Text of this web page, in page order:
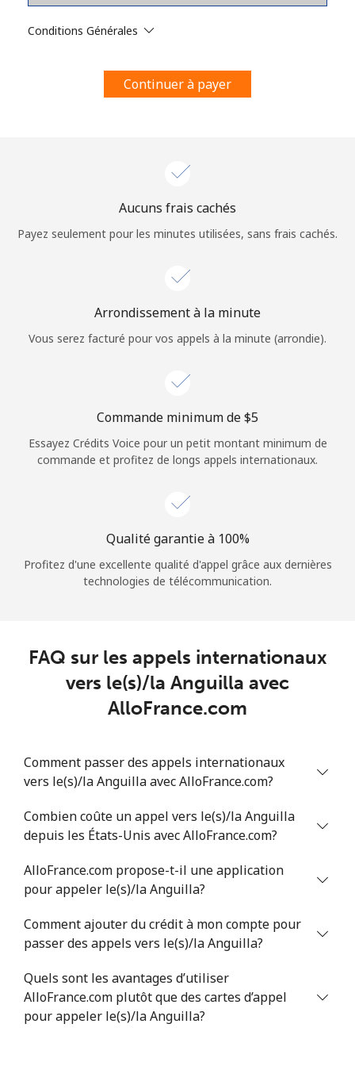
Rappel du mot de passe →
Continue avec
Conditions Générales
Continuer à payer
Aucuns frais cachés
Payez seulement pour les minutes utilisées, sans frais cachés.
Arrondissement à la minute
Vous serez facturé pour vos appels à la minute (arrondie).
Commande minimum de ⁦$5⁩
Essayez Crédits Voice pour un petit montant minimum de
commande et profitez de longs appels internationaux.
Qualité garantie à 100%
Profitez d'une excellente qualité d'appel grâce aux dernières
technologies de télécommunication.
FAQ sur les appels internationaux
vers le(s)/la Anguilla avec
AlloFrance.com
Comment passer des appels internationaux
vers le(s)/la Anguilla avec AlloFrance.com?
Combien coûte un appel vers le(s)/la Anguilla
depuis les États-Unis avec AlloFrance.com?
AlloFrance.com propose-t-il une application
pour appeler le(s)/la Anguilla?
Comment ajouter du crédit à mon compte pour
passer des appels vers le(s)/la Anguilla?
Quels sont les avantages d’utiliser
AlloFrance.com plutôt que des cartes d’appel
pour appeler le(s)/la Anguilla?